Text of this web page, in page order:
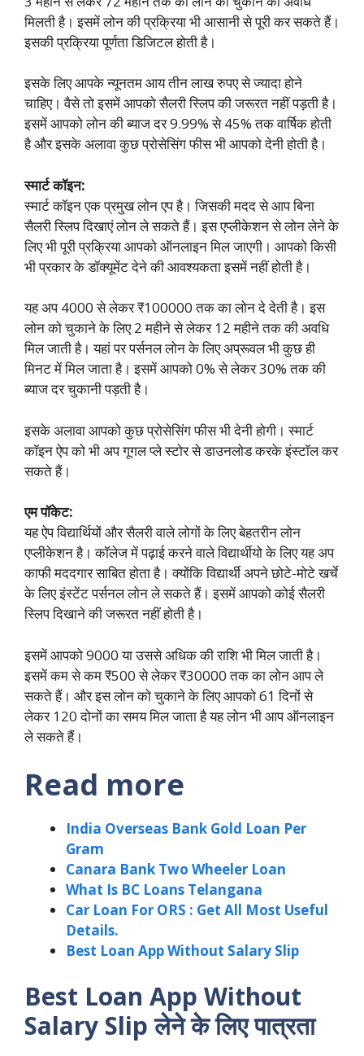
मिलती है। इसमें लोन की प्रक्रिया भी आसानी से पूरी कर सकते हैं।
इसकी प्रक्रिया पूर्णता डिजिटल होती है।
इसके लिए आपके न्यूनतम आय तीन लाख रुपए से ज्यादा होने
चाहिए। वैसे तो इसमें आपको सैलरी स्लिप की जरूरत नहीं पड़ती है।
इसमें आपको लोन की ब्याज दर 9.99% से 45% तक वार्षिक होती
है और इसके अलावा कुछ प्रोसेसिंग फीस भी आपको देनी होती है।
स्मार्ट कॉइन:
स्मार्ट कॉइन एक प्रमुख लोन एप है। जिसकी मदद से आप बिना
सैलरी स्लिप दिखाएं लोन ले सकते हैं। इस एप्लीकेशन से लोन लेने के
लिए भी पूरी प्रक्रिया आपको ऑनलाइन मिल जाएगी। आपको किसी
भी प्रकार के डॉक्यूमेंट देने की आवश्यकता इसमें नहीं होती है।
यह अप 4000 से लेकर ₹100000 तक का लोन दे देती है। इस
लोन को चुकाने के लिए 2 महीने से लेकर 12 महीने तक की अवधि
मिल जाती है। यहां पर पर्सनल लोन के लिए अप्रूवल भी कुछ ही
मिनट में मिल जाता है। इसमें आपको 0% से लेकर 30% तक की
ब्याज दर चुकानी पड़ती है।
इसके अलावा आपको कुछ प्रोसेसिंग फीस भी देनी होगी। स्मार्ट
कॉइन ऐप को भी अप गूगल प्ले स्टोर से डाउनलोड करके इंस्टॉल कर
सकते हैं।
एम पॉकेट:
यह ऐप विद्यार्थियों और सैलरी वाले लोगों के लिए बेहतरीन लोन
एप्लीकेशन है। कॉलेज में पढ़ाई करने वाले विद्यार्थीयो के लिए यह अप
काफी मददगार साबित होता है। क्योंकि विद्यार्थी अपने छोटे-मोटे खर्चे
के लिए इंस्टेंट पर्सनल लोन ले सकते हैं। इसमें आपको कोई सैलरी
स्लिप दिखाने की जरूरत नहीं होती है।
इसमें आपको 9000 या उससे अधिक की राशि भी मिल जाती है।
इसमें कम से कम ₹500 से लेकर ₹30000 तक का लोन आप ले
सकते हैं। और इस लोन को चुकाने के लिए आपको 61 दिनों से
लेकर 120 दोनों का समय मिल जाता है यह लोन भी आप ऑनलाइन
ले सकते हैं।
Read more
India Overseas Bank Gold Loan Per
Gram
Canara Bank Two Wheeler Loan
What Is BC Loans Telangana
Car Loan For ORS : Get All Most Useful
Details.
Best Loan App Without Salary Slip
Best Loan App Without
Salary Slipलेने के लिए पात्रता